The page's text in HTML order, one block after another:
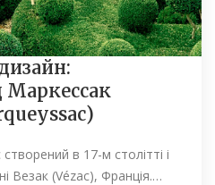
в 17-м столітті і
Везак (Vézac), Франція.…